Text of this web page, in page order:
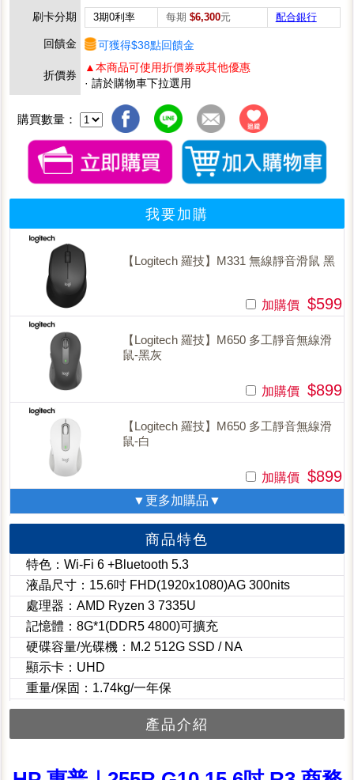
刷卡分期
3期0利率 每期 $6,300元 配合銀行
回饋金 可獲得$38點回饋金
折價券
▲本商品可使用折價券或其他優惠
· 請於購物車下拉選用
購買數量：
我要加購
【Logitech 羅技】M331 無線靜音滑鼠 黑
加購價 $599
【Logitech 羅技】M650 多工靜音無線滑
鼠-黑灰
加購價 $899
【Logitech 羅技】M650 多工靜音無線滑
鼠-白
加購價 $899
▼更多加購品▼
商品特色
特色：Wi-Fi 6 +Bluetooth 5.3
液晶尺寸：15.6吋 FHD(1920x1080)AG 300nits
處理器：AMD Ryzen 3 7335U
記憶體：8G*1(DDR5 4800)可擴充
硬碟容量/光碟機：M.2 512G SSD / NA
顯示卡：UHD
重量/保固：1.74kg/一年保
產品介紹